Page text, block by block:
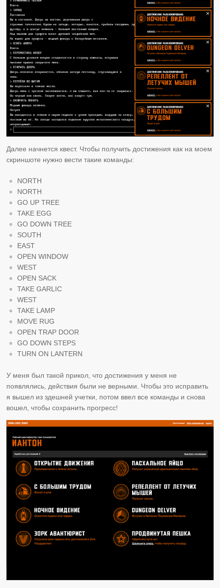
Далее начнется квест. Чтобы получить достижения как на моем
скриншоте нужно вести такие команды:
NORTH
NORTH
GO UP TREE
TAKE EGG
GO DOWN TREE
SOUTH
EAST
OPEN WINDOW
WEST
OPEN SACK
TAKE GARLIC
WEST
TAKE LAMP
MOVE RUG
OPEN TRAP DOOR
GO DOWN STEPS
TURN ON LANTERN
У меня был такой прикол, что достижения у меня не
появлялись, действия были не верными. Чтобы это исправить
я вышел из здешней учетки, потом ввел все команды и снова
вошел, чтобы сохранить прогресс!